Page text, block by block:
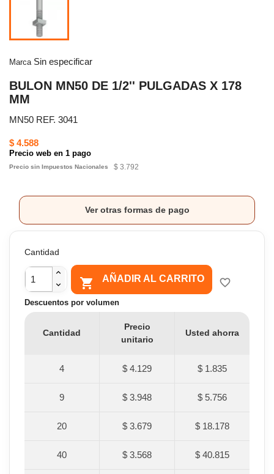
Marca Sin especificar
BULON MN50 DE 1/2'' PULGADAS X 178
MM
MN50 REF. 3041
$ 4.588
Precio web en 1 pago
Precio sin Impuestos Nacionales $ 3.792
Ver otras formas de pago
Cantidad
 AÑADIR AL CARRITO favorite_border
Descuentos por volumen
Cantidad
Precio
unitario
Usted ahorra
4 $ 4.129 $ 1.835
9 $ 3.948 $ 5.756
20 $ 3.679 $ 18.178
40 $ 3.568 $ 40.815